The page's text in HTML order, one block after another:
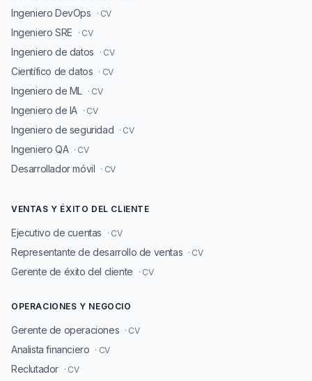
Ingeniero DevOps · CV
Ingeniero SRE · CV
Ingeniero de datos · CV
Científico de datos · CV
Ingeniero de ML · CV
Ingeniero de IA · CV
Ingeniero de seguridad · CV
Ingeniero QA · CV
Desarrollador móvil · CV
VENTAS Y ÉXITO DEL CLIENTE
Ejecutivo de cuentas · CV
Representante de desarrollo de ventas · CV
Gerente de éxito del cliente · CV
OPERACIONES Y NEGOCIO
Gerente de operaciones · CV
Analista financiero · CV
Reclutador · CV